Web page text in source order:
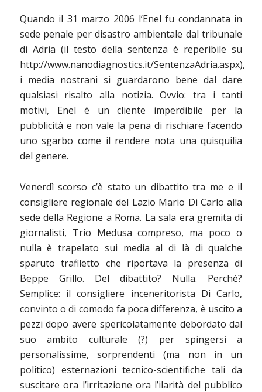
Quando il 31 marzo 2006 l’Enel fu condannata in
sede penale per disastro ambientale dal tribunale
di Adria (il testo della sentenza è reperibile su
http://www.nanodiagnostics.it/SentenzaAdria.aspx),
i media nostrani si guardarono bene dal dare
qualsiasi risalto alla notizia. Ovvio: tra i tanti
motivi, Enel è un cliente imperdibile per la
pubblicità e non vale la pena di rischiare facendo
uno sgarbo come il rendere nota una quisquilia
del genere.
Venerdì scorso c’è stato un dibattito tra me e il
consigliere regionale del Lazio Mario Di Carlo alla
sede della Regione a Roma. La sala era gremita di
giornalisti, Trio Medusa compreso, ma poco o
nulla è trapelato sui media al di là di qualche
sparuto trafiletto che riportava la presenza di
Beppe Grillo. Del dibattito? Nulla. Perché?
Semplice: il consigliere inceneritorista Di Carlo,
convinto o di comodo fa poca differenza, è uscito a
pezzi dopo avere spericolatamente debordato dal
suo ambito culturale (?) per spingersi a
personalissime, sorprendenti (ma non in un
politico) esternazioni tecnico-scientifiche tali da
suscitare ora l’irritazione ora l’ilarità del pubblico